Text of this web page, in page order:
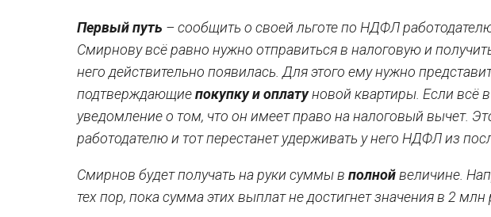
Первый путь – сообщить о своей льготе по НДФЛ
Смирнову всё равно нужно отправиться в налоговую и
него действительно появилась. Для этого ему нужно
подтверждающиепокупку и оплатуновой квартиры. Если всё
уведомление о том, что он имеет право на налоговый вычет.
работодателю и тот перестанет удерживать у него НДФЛ из
Смирнов будет получать на руки суммы в полнойвеличине.
тех пор, пока сумма этих выплат не достигнет значения в 2 млн